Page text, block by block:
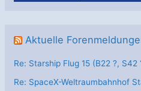
Aktuelle
Re: Starship Flug 15 (B22 ?, S42
Re: SpaceX-Weltraumbahnhof